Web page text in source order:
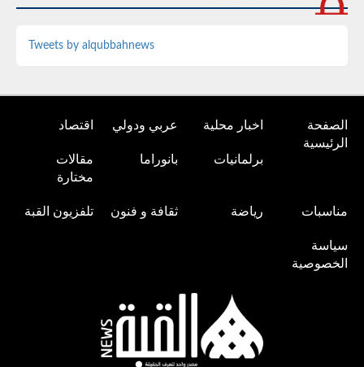
Tweets by alqubbahnews
الصفحة
الرئيسية
اخبار محلية عربي ودولي اقتصاد
برلمانيات بانوراما
مقالات
مختارة
مناسبات رياضة ثقافة و فنون تلفزيون القبة
سياسة
الخصوصية